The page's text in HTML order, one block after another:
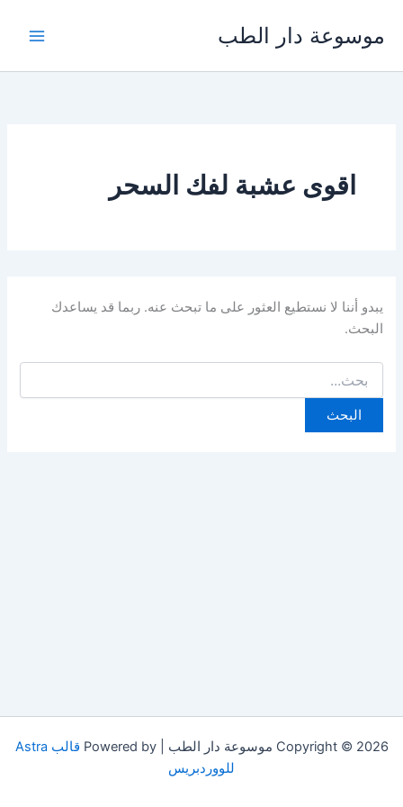
المحتوى
موسوعة دار الطب
اقوى عشبة لفك السحر
يبدو أننا لا نستطيع العثور على ما تبحث عنه. ربما قد يساعدك
البحث.
عن:
Copyright © 2026 موسوعة دار الطب | Powered by
قالب Astra
للووردبريس